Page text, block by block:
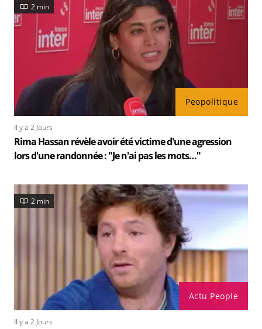
Peopolitique
2 min
Il y a 2 Jours
Rima Hassan révèle avoir été victime d'une agression
lors d'une randonnée : "Je n'ai pas les mots…"
Actu People
2 min
Il y a 2 Jours